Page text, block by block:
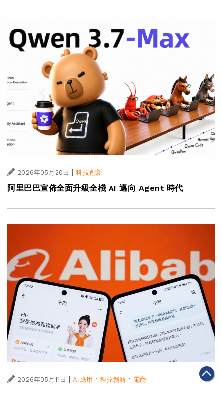
2026年05月20日 | 科技創新
阿里巴巴宣佈全面升級全棧 AI 邁向 Agent 時代
2026年05月11日 AI應用 · 科技創新 · 電商